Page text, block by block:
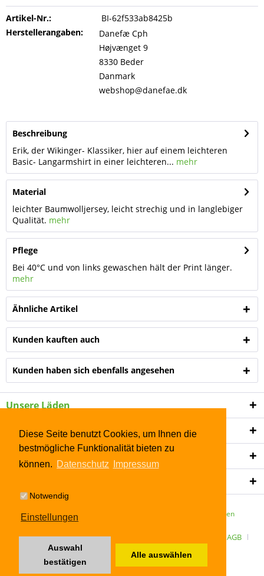
Diese Seite benutzt Cookies, um Ihnen die
bestmögliche Funktionalität bieten zu
können. Datenschutz Impressum
Notwendig
Einstellungen
Auswahl
bestätigen
Alle auswählen
Artikel-Nr.:
BI-62f533ab8425b
Herstellerangaben:
Danefæ Cph
Højvænget 9
8330 Beder
Danmark
webshop@danefae.dk
Beschreibung
Erik, der Wikinger- Klassiker, hier auf einem leichteren
Basic- Langarmshirt in einer leichteren... mehr
Material
leichter Baumwolljersey, leicht strechig und in langlebiger
Qualität. mehr
Pflege
Bei 40°C und von links gewaschen hält der Print länger.
mehr
Ähnliche Artikel
Kunden kauften auch
Kunden haben sich ebenfalls angesehen
Unsere Läden
Shop Service
Informationen
* Alle Preise inkl. gesetzl. Mehrwertsteuer zzgl. Versandkosten
ÜBER UNS Kontakt Datenschutz
AGB
Impressum